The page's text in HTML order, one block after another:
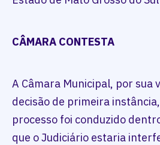
CÂMARA CONTESTA
A Câmara Municipal, por sua
decisão de primeira
processo foi conduzido
que o Judiciário estaria